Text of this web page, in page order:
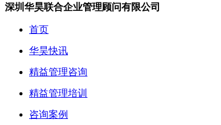
深圳华昊联合企业管理顾问有限公司
首页
华昊快讯
精益管理咨询
精益管理培训
咨询案例